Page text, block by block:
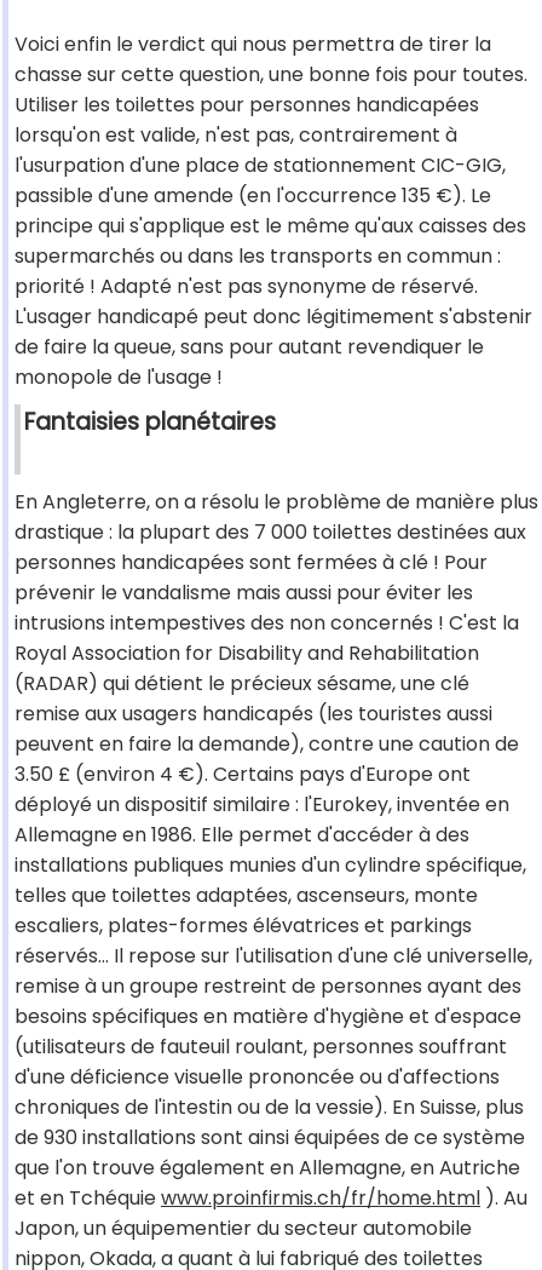
Voici enfin le verdict qui nous permettra de tirer la
chasse sur cette question, une bonne fois pour toutes.
Utiliser les toilettes pour personnes handicapées
lorsqu'on est valide, n'est pas, contrairement à
l'usurpation d'une place de stationnement CIC-GIG,
passible d'une amende (en l'occurrence 135 €). Le
principe qui s'applique est le même qu'aux caisses des
supermarchés ou dans les transports en commun :
priorité ! Adapté n'est pas synonyme de réservé.
L'usager handicapé peut donc légitimement s'abstenir
de faire la queue, sans pour autant revendiquer le
monopole de l'usage !
Fantaisies planétaires
En Angleterre, on a résolu le problème de manière plus
drastique : la plupart des 7 000 toilettes destinées aux
personnes handicapées sont fermées à clé ! Pour
prévenir le vandalisme mais aussi pour éviter les
intrusions intempestives des non concernés ! C'est la
Royal Association for Disability and Rehabilitation
(RADAR) qui détient le précieux sésame, une clé
remise aux usagers handicapés (les touristes aussi
peuvent en faire la demande), contre une caution de
3.50 £ (environ 4 €). Certains pays d'Europe ont
déployé un dispositif similaire : l'Eurokey, inventée en
Allemagne en 1986. Elle permet d'accéder à des
installations publiques munies d'un cylindre spécifique,
telles que toilettes adaptées, ascenseurs, monte
escaliers, plates-formes élévatrices et parkings
réservés... Il repose sur l'utilisation d'une clé universelle,
remise à un groupe restreint de personnes ayant des
besoins spécifiques en matière d'hygiène et d'espace
(utilisateurs de fauteuil roulant, personnes souffrant
d'une déficience visuelle prononcée ou d'affections
chroniques de l'intestin ou de la vessie). En Suisse, plus
de 930 installations sont ainsi équipées de ce système
que l'on trouve également en Allemagne, en Autriche
et en Tchéquiewww.proinfirmis.ch/fr/home.html ). Au
Japon, un équipementier du secteur automobile
nippon, Okada, a quant à lui fabriqué des toilettes